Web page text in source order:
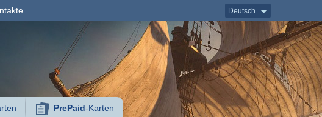
Deutsch
PrePaid-Karten